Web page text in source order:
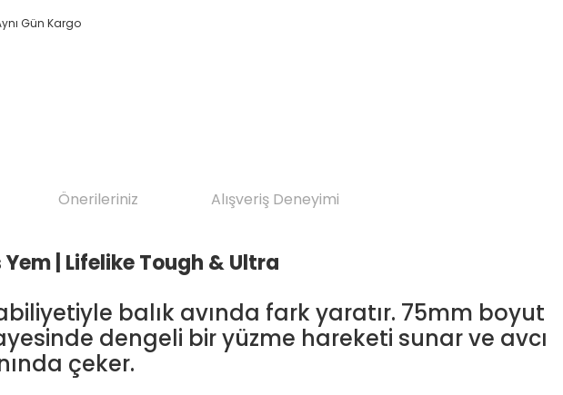
Gün Kargo
Önerileriniz Alışveriş Deneyimi
| Lifelike Tough & Ultra
balık avında fark yaratır. 75mm boyut
dengeli bir yüzme hareketi sunar ve avcı
çeker.